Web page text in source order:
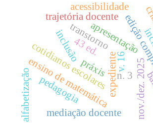
v. 16
n. 3 nov./dez. 2025
43 ed.
expediente
apresentação
ensino de matemática
cotidianos escolares
trajetória docente
mediação docente
inclusão
alfabetização
práxis
pedagogia
transtorno
acessibilidade